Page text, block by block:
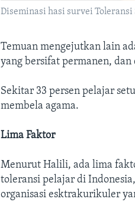
Diseminasi hasi survei Toleransi
Temuan mengejutkan lain
yang bersifat permanen,
Sekitar 33 persen pelajar
membela agama.
Lima Faktor
Menurut Halili, ada lima
toleransi pelajar di
organisasi esktrakurikuler